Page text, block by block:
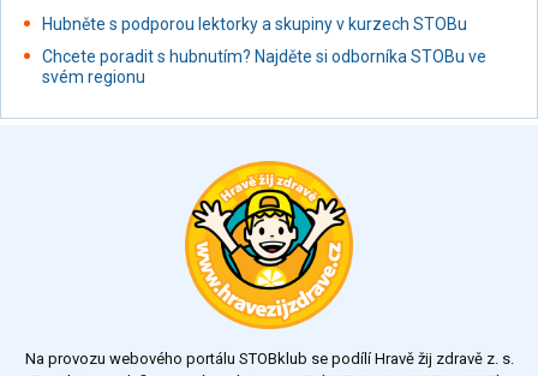
Restaurace, jídelny, hotová jídla
Fastfood
Studená kuchyně, lahůdkářské výrobky
Hubněte s podporou lektorky a skupiny v kurzech STOBu
Chcete poradit s hubnutím? Najděte si odborníka STOBu ve
svém regionu
Na provozu webového portálu STOBklub se podílí Hravě žij zdravě z. s.